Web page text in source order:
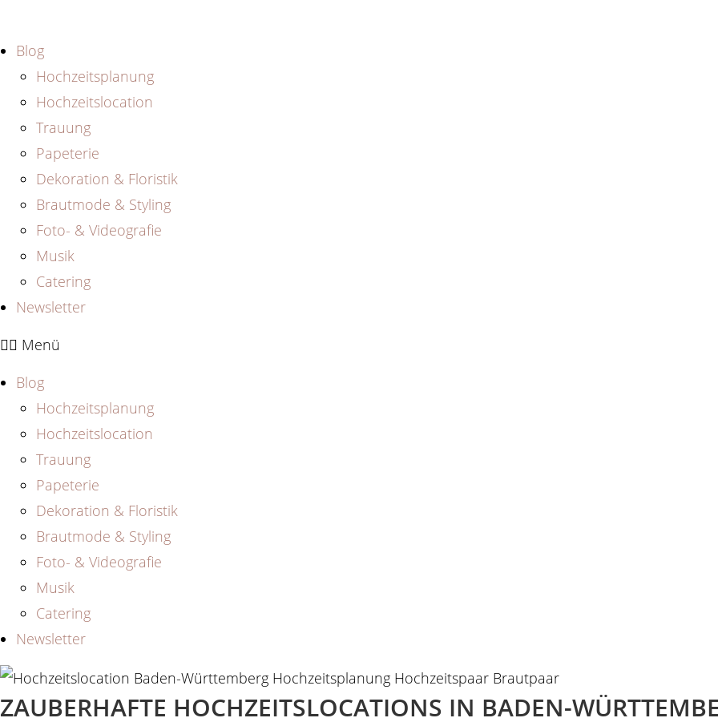
springen
Blog
Hochzeitsplanung
Hochzeitslocation
Trauung
Papeterie
Dekoration & Floristik
Brautmode & Styling
Foto- & Videografie
Musik
Catering
Newsletter
Menü
Blog
Hochzeitsplanung
Hochzeitslocation
Trauung
Papeterie
Dekoration & Floristik
Brautmode & Styling
Foto- & Videografie
Musik
Catering
Newsletter
ZAUBERHAFTE HOCHZEITSLOCATIONS IN BADEN-